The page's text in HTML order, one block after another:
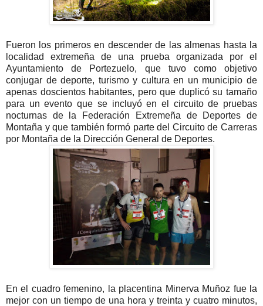
Fueron los primeros en descender de las almenas hasta la
localidad extremeña de una prueba organizada por el
Ayuntamiento de Portezuelo, que tuvo como objetivo
conjugar de deporte, turismo y cultura en un municipio de
apenas doscientos habitantes, pero que duplicó su tamaño
para un evento que se incluyó en el circuito de pruebas
nocturnas de la Federación Extremeña de Deportes de
Montaña y que también formó parte del Circuito de Carreras
por Montaña de la Dirección General de Deportes.
En el cuadro femenino, la placentina Minerva Muñoz fue la
mejor con un tiempo de una hora y treinta y cuatro minutos,